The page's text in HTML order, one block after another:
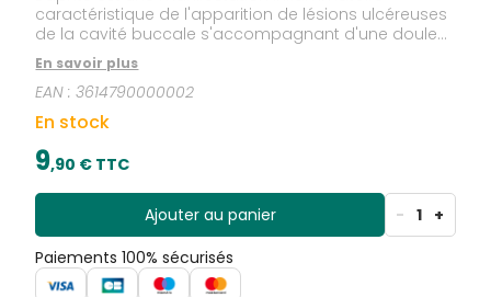
caractéristique de l'apparition de lésions ulcéreuses
de la cavité buccale s'accompagnant d'une douleur
locale.Bausch + Lomb BloXaphte Gel Adulte 15 ml, de
part sa formulation, permet la réduction rapide de la
douleur grâce à son effet isolant et son pouvoir
hydratant. Il favorise la guérison des ulcères aphteux
et réduit leur nombre.Sans alcool.
En savoir plus
EAN :3614790000002
En stock
9,90 € TTC
Ajouter au panier - 1 +
Paiements 100% sécurisés